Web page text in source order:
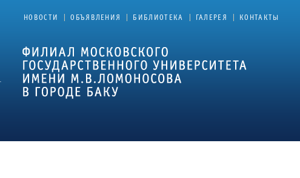
НОВОСТИ | ОБЪЯВЛЕНИЯ | БИБЛИОТЕКА | ГАЛЕРЕЯ | КОНТАКТЫ